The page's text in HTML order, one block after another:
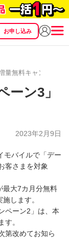
お申し込み
量無料キャンペーン
ーン3」
2023年2月9日
モバイルで「デー
客さまを対象
最大7カ月分無料
します。
ペーン2」は、本
。
第改めてお知ら